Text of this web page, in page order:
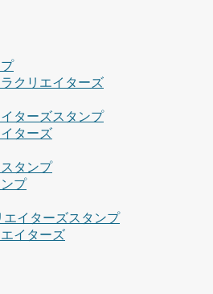
クリエイターズ
ターズスタンプ
ターズ
タンプ
プ
エイターズスタンプ
イターズ